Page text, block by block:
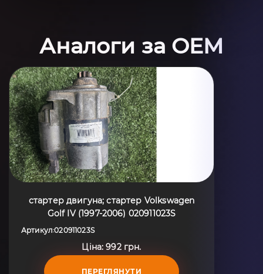
Аналоги за OEM
стартер двигуна; стартер Volkswagen
Golf IV (1997-2006) 020911023S
Артикул:020911023S
Ціна: 992 грн.
ПЕРЕГЛЯНУТИ